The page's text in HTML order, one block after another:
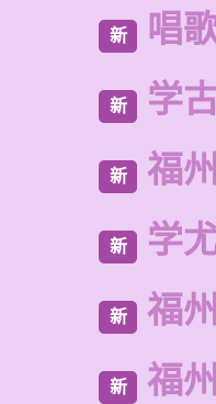
新 唱
新 学
新 福
新 学
新 福
新 福